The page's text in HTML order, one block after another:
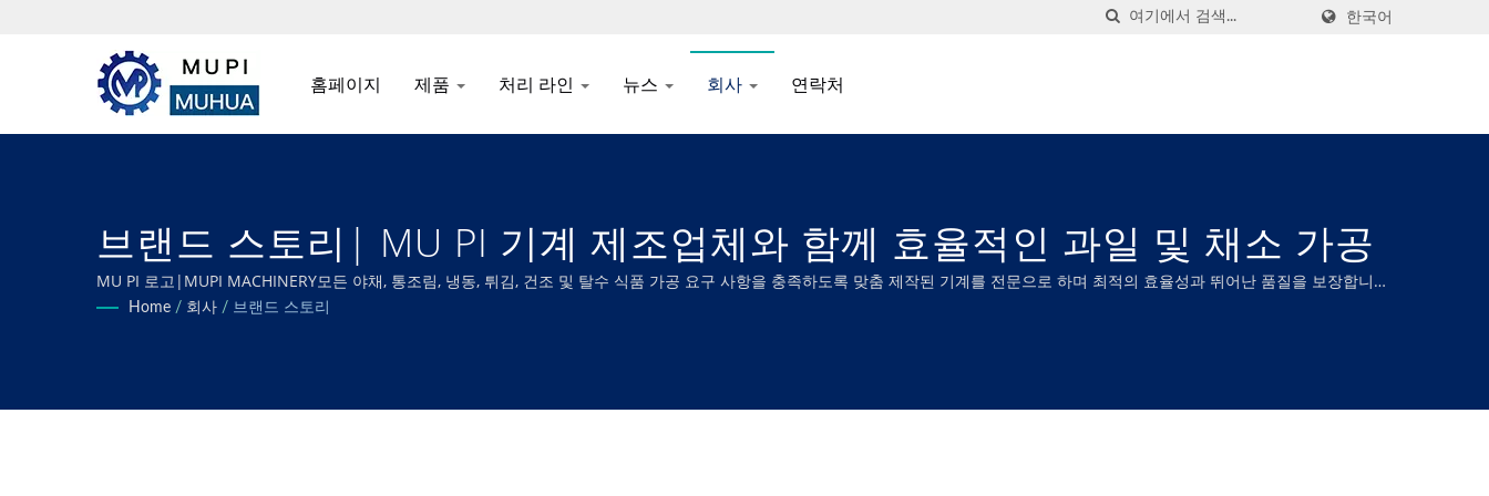
한국어
홈페이지 제품 처리 라인 뉴스 회사 연락처
브랜드 스토리| MU PI 기계 제조업체와 함께 효율적인 과일 및 채소 가공
MU PI 로고|MUPI MACHINERY모든 야채, 통조림, 냉동, 튀김, 건조 및 탈수 식품 가공 요구 사항을 충족하도록 맞춤 제작된 기계를 전문으로 하며 최적의 효율성과 뛰어난 품질을 보장합니
다.
Home / 회사 / 브랜드 스토리